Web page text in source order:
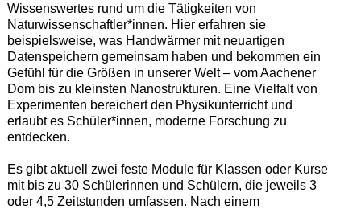
Wissenswertes rund um die Tätigkeiten von
Naturwissenschaftler*innen. Hier erfahren sie
beispielsweise, was Handwärmer mit neuartigen
Datenspeichern gemeinsam haben und bekommen ein
Gefühl für die Größen in unserer Welt – vom Aachener
Dom bis zu kleinsten Nanostrukturen. Eine Vielfalt von
Experimenten bereichert den Physikunterricht und
erlaubt es Schüler*innen, moderne Forschung zu
entdecken.
Es gibt aktuell zwei feste Module für Klassen oder Kurse
mit bis zu 30 Schülerinnen und Schülern, die jeweils 3
oder 4,5 Zeitstunden umfassen. Nach einem